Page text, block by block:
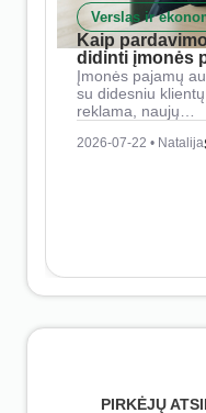
Verslas ir
Kaip
didinti įmonės
Įmonės pajamų
su didesniu
reklama, naujų…
2026-07-22 • Natalija
PIRKĖJŲ